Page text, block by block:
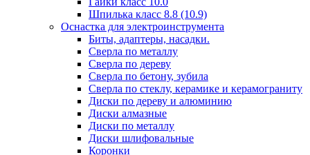
Шпилька класс 8.8 (10.9)
Оснастка для электроинструмента
Биты, адаптеры, насадки.
Сверла по металлу
Сверла по дереву
Сверла по бетону, зубила
Сверла по стеклу, керамике и керамограниту
Диски по дереву и алюминию
Диски алмазные
Диски по металлу
Диски шлифовальные
Коронки